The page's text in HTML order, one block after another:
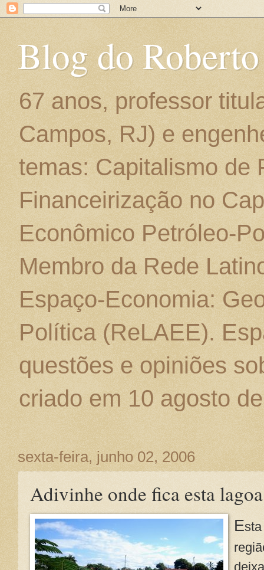
Blog do
67 anos, professor
Campos, RJ) e
temas: Capitalismo de
Financeirização no
Econômico Petróleo-
Membro da Rede
Espaço-Economia:
Política (ReLAEE).
questões e opiniões
criado em 10 agosto
sexta-feira, junho 02, 2006
Adivinhe onde fica esta lagoa
E